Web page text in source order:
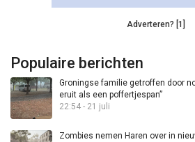
Adverteren? [1]
Populaire berichten
Groningse familie getroffen door
eruit als een poffertjespan”
22:54 - 21 juli
Zombies nemen Haren over in